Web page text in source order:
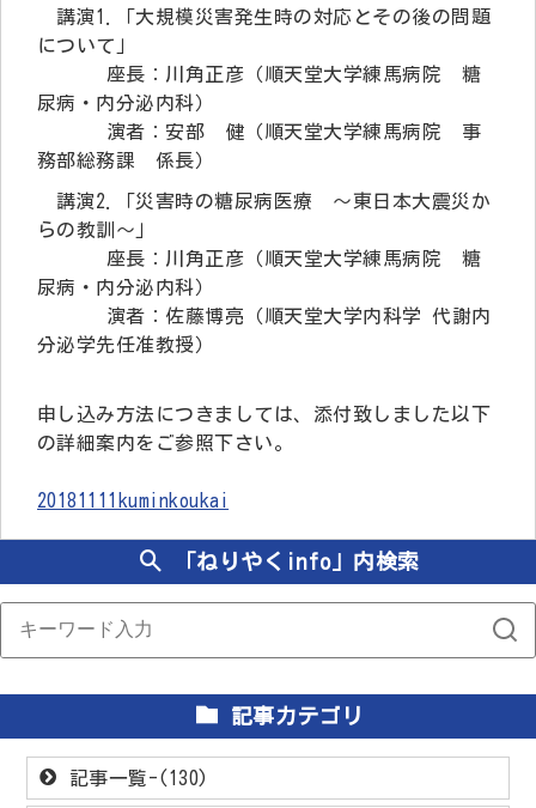
講演1.「大規模災害発生時の対応とその後の問題
について」
座長：川角正彦（順天堂大学練馬病院 糖
尿病・内分泌内科）
演者：安部 健（順天堂大学練馬病院 事
務部総務課 係長）
講演2.「災害時の糖尿病医療 ～東日本大震災か
らの教訓～」
座長：川角正彦（順天堂大学練馬病院 糖
尿病・内分泌内科）
演者：佐藤博亮（順天堂大学内科学 代謝内
分泌学先任准教授）
申し込み方法につきましては、添付致しました以下
の詳細案内をご参照下さい。
20181111kuminkoukai
「ねりやくinfo」内検索
記事カテゴリ
記事一覧-(130)